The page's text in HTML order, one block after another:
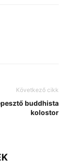
Következő cikk
buddhista
kolostor